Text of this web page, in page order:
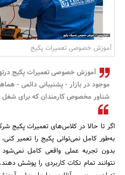
آموزش خصوصی تعمیرات پکیج
آموزش خصوصی تعمیرات پکیج
موجود در بازار - پشتیبانی دائمی -
شناور مخصوص کارمندان که برای شغل
اگر تا حالا در کلاس‌های تعمیرات پکیج
به‌طور کامل نمی‌توانی پکیج را تعمیر
بدون تجربه عملی واقعی کامل
نتوانند تمام نکات کاربردی را پوشش